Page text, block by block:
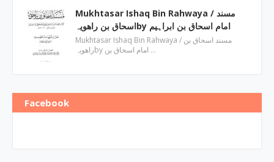
Mukhtasar Ishaq Bin Rahwaya ‎/ مسند
اسحاق بن راھویہby ‎امام اسحاق بن ابراہیم
Mukhtasar Ishaq Bin Rahwaya ‎/ مسند اسحاق بن
راھویہby ‎امام اسحاق بن …
Facebook